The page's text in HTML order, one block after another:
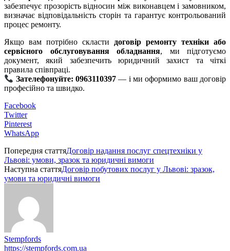
забезпечує прозорість відносин між виконавцем і замовником,
визначає відповідальність сторін та гарантує контрольований
процес ремонту.
Якщо вам потрібно скласти договір ремонту техніки або
сервісного обслуговування обладнання, ми підготуємо
документ, який забезпечить юридичний захист та чіткі
правила співпраці.
Зателефонуйте: 0963110397— і ми оформимо ваш договір
професійно та швидко.
Facebook
Twitter
Pinterest
WhatsApp
Попередня статтяДоговір надання послуг спецтехніки у
Львові: умови, зразок та юридичні вимоги
Наступна статтяДоговір побутових послуг у Львові: зразок,
умови та юридичні вимоги
Stempfords
https://stempfords.com.ua